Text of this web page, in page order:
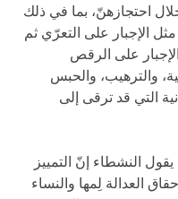
احتجازهنّ، بما في ذلك
مثل الإجبار على التعرّي ثم
على الرقص
والترهيب، والحبس
التي قد ترقى إلى
النشطاء إنّ التمييز
العدالة لِمها والنساء